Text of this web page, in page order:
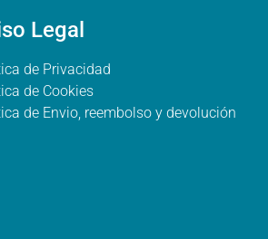
Legal
de Privacidad
de Cookies
de Envio, reembolso y devolución